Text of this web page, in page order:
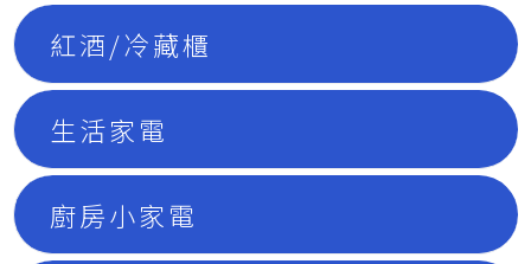
紅酒/冷藏櫃
生活家電
廚房小家電